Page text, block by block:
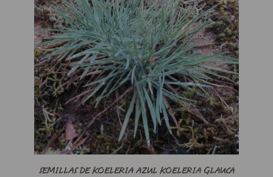
SEMILLAS DE KOELERIA AZUL KOELERIA GLAUCA